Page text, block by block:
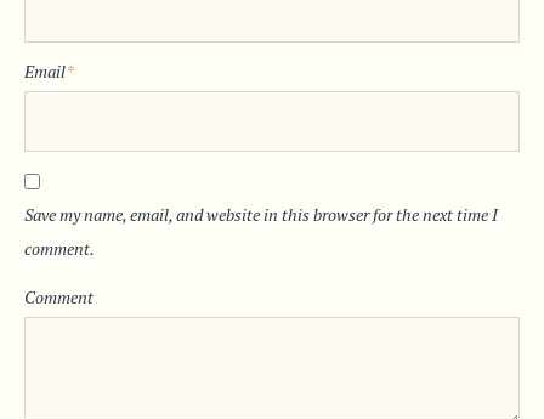
Email*
Save my name, email, and website in this browser for the next time I
comment.
Comment